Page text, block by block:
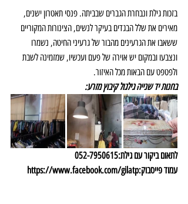
בזכות גילת ונבחרת הגברים שבביתה. פנסי תאטרון ישנים,
מאירים את שלל הבגדים בעיקר לנשים, הצינורות המקוריים
ששאבו את הגרעינים מהבור של גרעיני החיטה, נשמרו
ונצבעו ובמקום יש אוירה של פעם ועכשיו, שמזמינה לשבת
ולפטפט עם הבאות מכל האיזור.
בחנות יד שנייה גילגול קיבוץ מזרע:
לתאום ביקור עם גילת:052-7950615
עמוד פייסבוק:https://www.facebook.com/gilatp